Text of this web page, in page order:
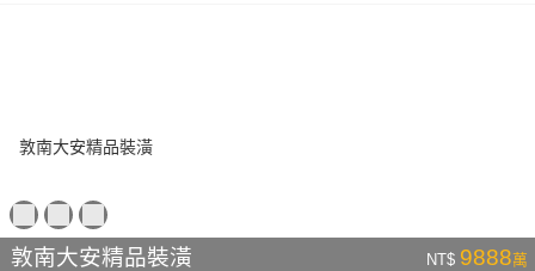
敦南大安精品裝潢 NT$ 9888萬